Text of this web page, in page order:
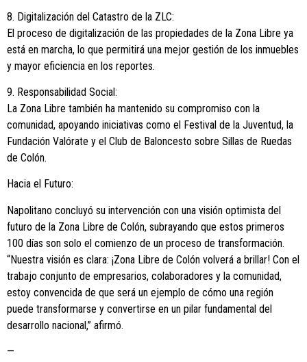
8. Digitalización del Catastro de la ZLC:
El proceso de digitalización de las propiedades de la Zona Libre ya
está en marcha, lo que permitirá una mejor gestión de los inmuebles
y mayor eficiencia en los reportes.
9. Responsabilidad Social:
La Zona Libre también ha mantenido su compromiso con la
comunidad, apoyando iniciativas como el Festival de la Juventud, la
Fundación Valórate y el Club de Baloncesto sobre Sillas de Ruedas
de Colón.
Hacia el Futuro:
Napolitano concluyó su intervención con una visión optimista del
futuro de la Zona Libre de Colón, subrayando que estos primeros
100 días son solo el comienzo de un proceso de transformación.
“Nuestra visión es clara: ¡Zona Libre de Colón volverá a brillar! Con el
trabajo conjunto de empresarios, colaboradores y la comunidad,
estoy convencida de que será un ejemplo de cómo una región
puede transformarse y convertirse en un pilar fundamental del
desarrollo nacional,” afirmó.
—